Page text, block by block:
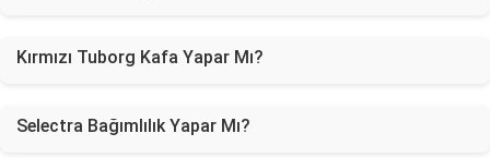
Kırmızı Tuborg Kafa Yapar Mı?
Selectra Bağımlılık Yapar Mı?